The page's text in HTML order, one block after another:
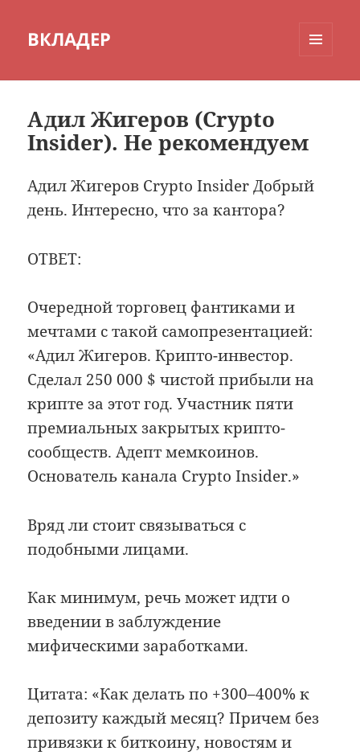
ВКЛАДЕР
Адил Жигеров (Crypto
Insider). Не рекомендуем
Адил Жигеров Crypto Insider Добрый
день. Интересно, что за кантора?
ОТВЕТ:
Очередной торговец фантиками и
мечтами с такой самопрезентацией:
«Адил Жигеров. Крипто-инвестор.
Сделал 250 000 $ чистой прибыли на
крипте за этот год. Участник пяти
премиальных закрытых крипто-
сообществ. Адепт мемкоинов.
Основатель канала Crypto Insider.»
Вряд ли стоит связываться с
подобными лицами.
Как минимум, речь может идти о
введении в заблуждение
мифическими заработками.
Цитата: «Как делать по +300–400% к
депозиту каждый месяц? Причем без
привязки к биткоину, новостям и